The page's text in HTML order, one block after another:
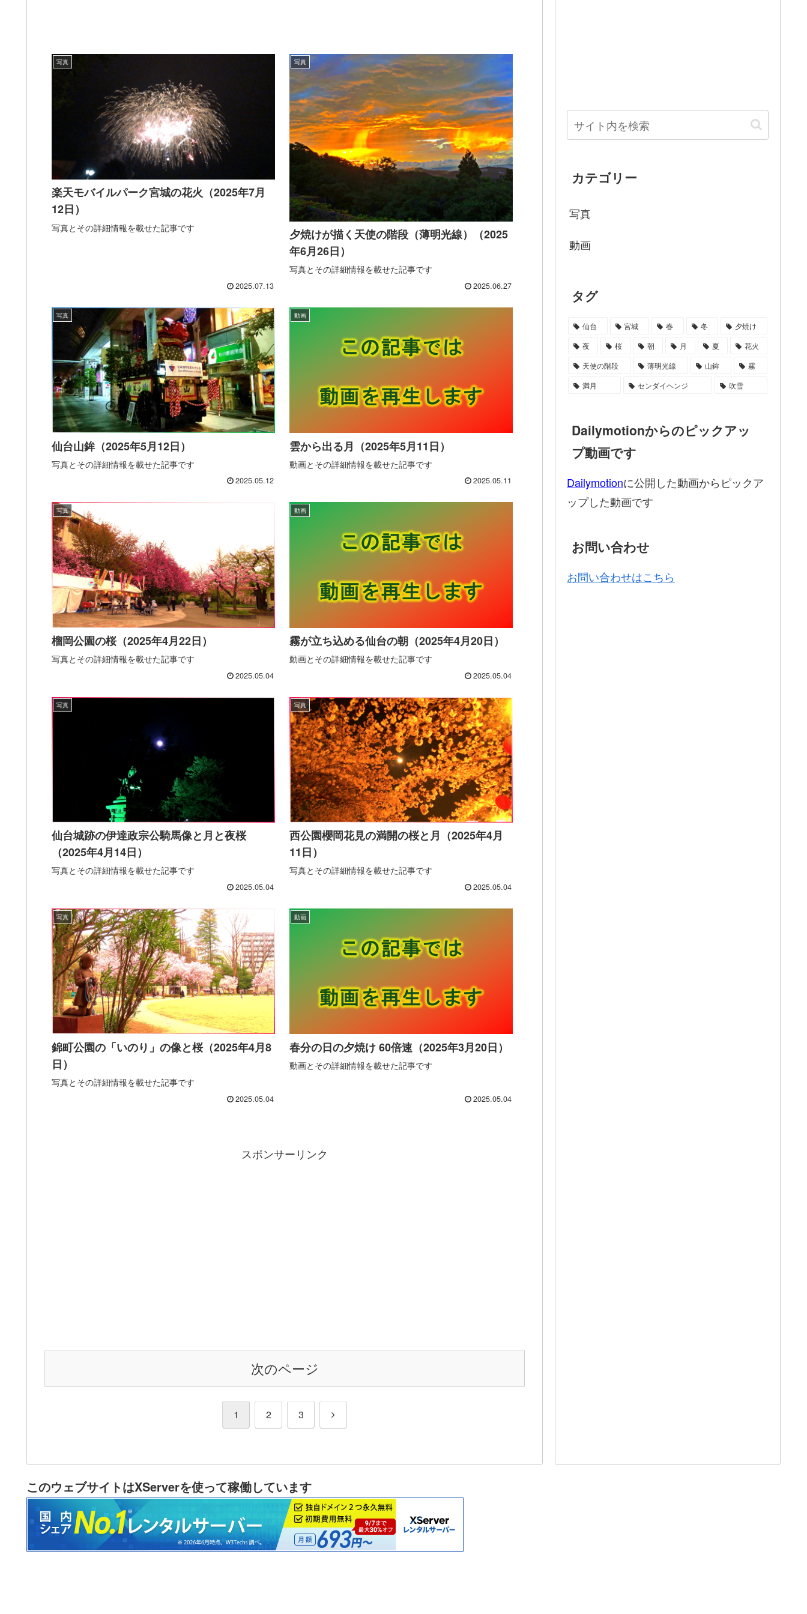
写真
楽天モバイルパーク宮城の花火（2025年7月
12日）
写真とその詳細情報を載せた記事です
2025.07.13
写真
夕焼けが描く天使の階段（薄明光線）（2025
年6月26日）
写真とその詳細情報を載せた記事です
2025.06.27
写真
仙台山鉾（2025年5月12日）
写真とその詳細情報を載せた記事です
2025.05.12
動画
雲から出る月（2025年5月11日）
動画とその詳細情報を載せた記事です
2025.05.11
写真
榴岡公園の桜（2025年4月22日）
写真とその詳細情報を載せた記事です
2025.05.04
動画
霧が立ち込める仙台の朝（2025年4月20日）
動画とその詳細情報を載せた記事です
2025.05.04
写真
仙台城跡の伊達政宗公騎馬像と月と夜桜
（2025年4月14日）
写真とその詳細情報を載せた記事です
2025.05.04
写真
西公園櫻岡花見の満開の桜と月（2025年4月
11日）
写真とその詳細情報を載せた記事です
2025.05.04
写真
錦町公園の「いのり」の像と桜（2025年4月8
日）
写真とその詳細情報を載せた記事です
2025.05.04
動画
春分の日の夕焼け 60倍速（2025年3月20日）
動画とその詳細情報を載せた記事です
2025.05.04
スポンサーリンク
次のページ
1 2 3
次
カテゴリー
写真
動画
タグ
仙台 宮城 春 冬
夕焼け
夜
桜 朝 月 夏
花火
天使の階段
薄明光線 山鉾
霧
満月
センダイヘンジ 吹雪
Dailymotionからのピックアッ
プ動画です
Dailymotionに公開した動画からピックア
ップした動画です
お問い合わせ
お問い合わせはこちら
このウェブサイトはXServerを使って稼働しています